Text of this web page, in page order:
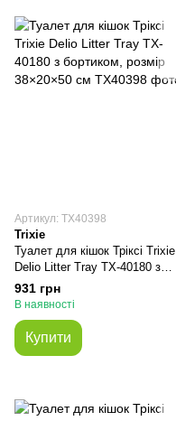
Артикул: TX40398
Trixie
Туалет для кішок Тріксі Trixie
Delio Litter Tray TX-40180 з
бортиком, розмір 38×20×50 см
931 грн
В наявності
Купити